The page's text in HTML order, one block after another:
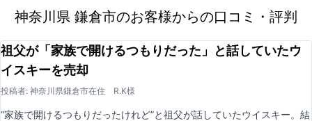
神奈川県 鎌倉市のお客様からの口コミ・評判
祖父が「家族で開けるつもりだった」と話していたウ
イスキーを売却
投稿者: 神奈川県鎌倉市在住 R.K様
“家族で開けるつもりだったけれど”と祖父が話していたウイスキー。結